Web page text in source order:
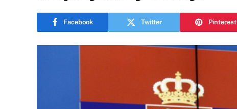
Facebook Twitter Pinterest